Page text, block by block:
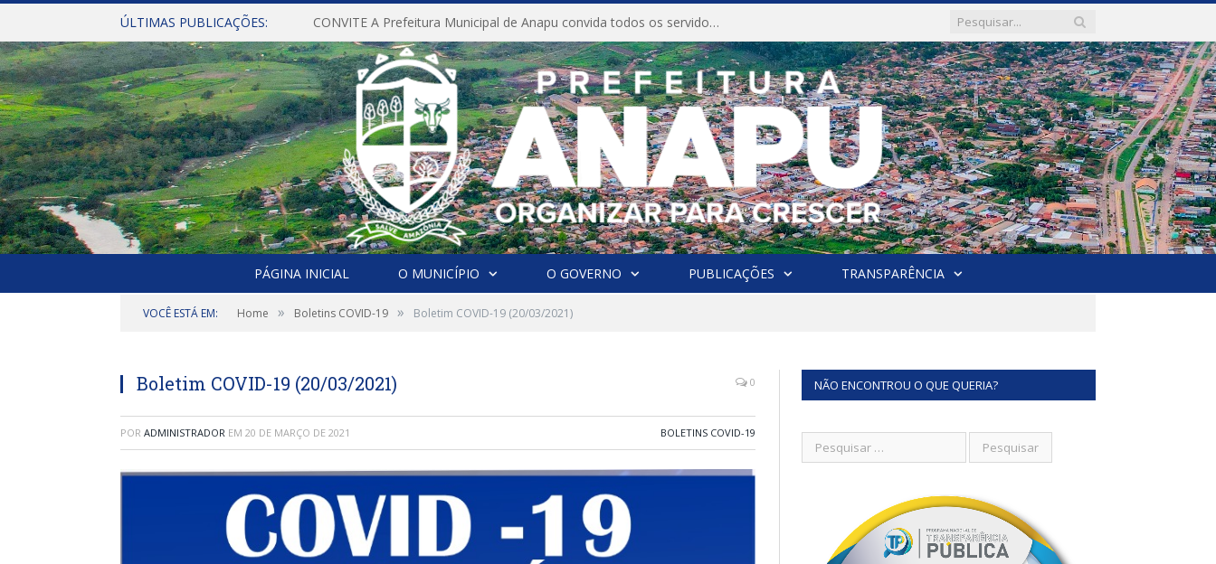
ÚLTIMAS PUBLICAÇÕES: CONVITE A Prefeitura Municipal de Anapu convida todos os servidores públicos municipais para participarem da Audiência Pública de discussão da Lei de Diretrizes Orçamentárias (LDO), importante instrumento de planejamento das ações e investimentos da Administração Pública para o próximo exercício financeiro.
PÁGINA INICIAL O MUNICÍPIO O GOVERNO PUBLICAÇÕES TRANSPARÊNCIA
VOCÊ ESTÁ EM: Home » Boletins COVID-19 » Boletim COVID-19 (20/03/2021)
Boletim COVID-19 (20/03/2021) 0
POR ADMINISTRADOR EM 20 DE MARÇO DE 2021 BOLETINS COVID-19
NÃO ENCONTROU O QUE QUERIA?